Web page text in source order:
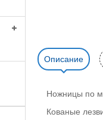
Описание
Ножницы по
Кованые